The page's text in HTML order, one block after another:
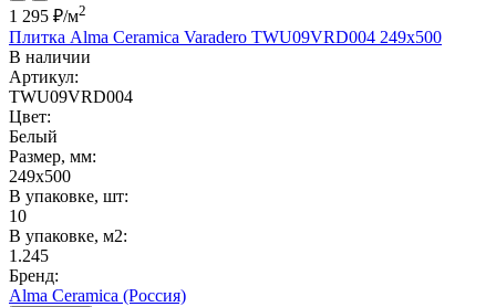
1 295 ₽/м2
Плитка Alma Ceramica Varadero TWU09VRD004 249x500
В наличии
Артикул:
TWU09VRD004
Цвет:
Белый
Размер, мм:
249x500
В упаковке, шт:
10
В упаковке, м2:
1.245
Бренд:
Alma Ceramica (Россия)